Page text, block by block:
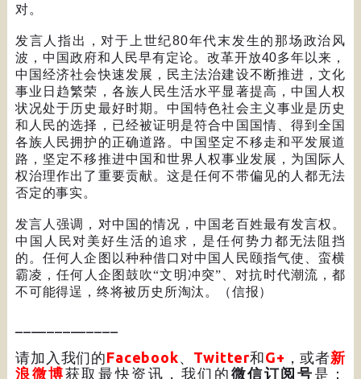
对。
发言人指出，对于上世纪80年代末发生的那场政治风
波，中国政府和人民早有定论。改革开放40多年以来，
中国经济社会快速发展，民主法治建设不断推进，文化
事业日趋繁荣，各族人民生活水平显著提高，中国人权
状况处于历史最好时期。中国特色社会主义事业是历史
和人民的选择，已经被证明是符合中国国情、得到全国
各族人民拥护的正确道路。中国坚定不移走和平发展道
路，坚定不移推进中国和世界人权事业发展，为国际人
权治理作出了重要贡献。这是任何不带偏见的人都无法
否定的事实。
发言人强调，对中国的情况，中国老百姓最有发言权。
中国人民对美好生活的追求，是任何势力都无法阻挡
的。任何人企图以种种借口对中国人民颐指气使、蛮横
霸凌，任何人企图鼓吹“文明冲突”、对抗时代潮流，都
不可能得逞，终将被历史所淘汰。（信报）
请加入我们的Facebook、 Twitter和G+ ，或者新
浪微博获取最快资讯，我们的 微信订阅号 是：